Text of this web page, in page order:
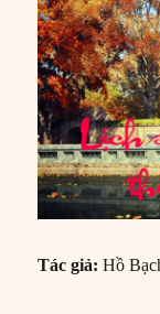
Tác giả: Hồ